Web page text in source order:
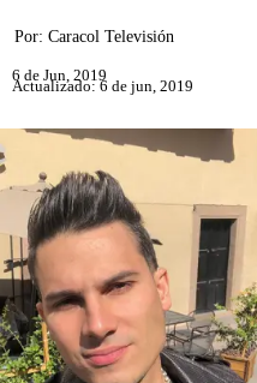
Por: Caracol Televisión
6 de Jun, 2019
Actualizado: 6 de jun, 2019